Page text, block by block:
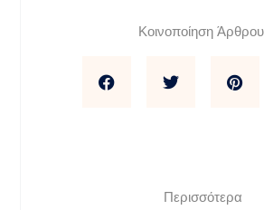
Κοινοποίηση
Περισσότερα